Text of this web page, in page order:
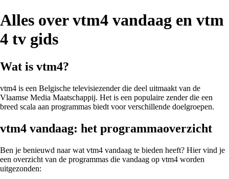
Alles over vtm4 vandaag en vtm
4 tv gids
Wat is vtm4?
vtm4 is een Belgische televisiezender die deel uitmaakt van de
Vlaamse Media Maatschappij. Het is een populaire zender die een
breed scala aan programmas biedt voor verschillende doelgroepen.
vtm4 vandaag: het programmaoverzicht
Ben je benieuwd naar wat vtm4 vandaag te bieden heeft? Hier vind je
een overzicht van de programmas die vandaag op vtm4 worden
uitgezonden: